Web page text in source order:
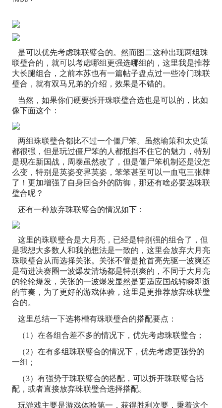
是可以优先考虑珠联璧合的。然而图二这种出现两组珠
联璧合的，就可以考虑哪组更强选哪组的，这里我是推荐
大长腿组合，之前本苏也有一篇帖子盘点过一些冷门珠联
璧合，就有双马兄弟的介绍，效果是不错的。
当然，如果你们硬要拆开珠联璧合选也是可以的，比如
像下面这个：
两组珠联璧合都比不过一个僵尸笨。虽然瑜策和太史策
都很强，但是玩过僵尸笨的人都抵挡不住它的魅力，特别
是现在新国战，周泰虽然改了，但是僵尸笨机制还是没怎
么变，特别是英姿变界英姿，笨笨甚至可以一血屯三张牌
了！更加增强了自身回合外的防御，那还有啥必要选珠联
璧合呢？
还有一种放弃珠联璧合的情况如下：
这里的珠联璧合是大月亮，已经是特别强的组合了，但
是我想大多数人和我的想法是一致的，这里会放弃大月亮
珠联璧合从而选择关张。关张不管是抢首亮先驱一波爽还
是苟进决赛圈一波爆发清场都是特别爽的，不同于大月亮
的轮轮爆发，关张的一波爆发显然是更适应国战转瞬即逝
的节奏，为了更好的游戏体验，这里是更推荐放弃珠联璧
合的。
这里总结一下选将槽有珠联璧合的搭配要点：
（1）在各组合差不多的情况下，优先考虑珠联璧合；
（2）在有多组珠联璧合的情况下，优先考虑更强势的
一组；
（3）有强势于珠联璧合的搭配，可以拆开珠联璧合搭
配，或者直接放弃珠联璧合选择搭配。
玩游戏主要是游戏体验第一，获得胜利次要，秉着这个